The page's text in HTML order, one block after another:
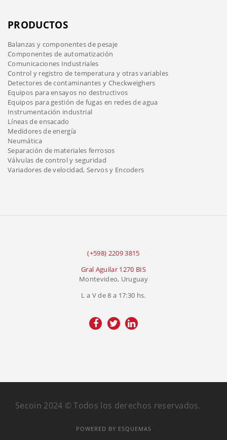
PRODUCTOS
Balanzas y componentes de pesaje
Componentes de automatización
Comunicaciones Industriales
Control y registro de temperatura y otras variables
Detectores de contaminantes y Checkweighers
Equipos para ensayos no destructivos
Equipos para gestión de fugas en redes de agua
Instrumentación industrial
Líneas de ensacado
Medidores de energía
Neumática
Separación de materiales ferrosos
Válvulas de control y seguridad
Variadores de velocidad, Servos y Encoders
(+598) 2209 3815
Gral Aguilar 1270 BIS
Montevideo, Uruguay
L a V de 8 a 17:30 hs.
Secoin 2024 © Todos los derechos reservados.
POWERED BY ESQUEMAS